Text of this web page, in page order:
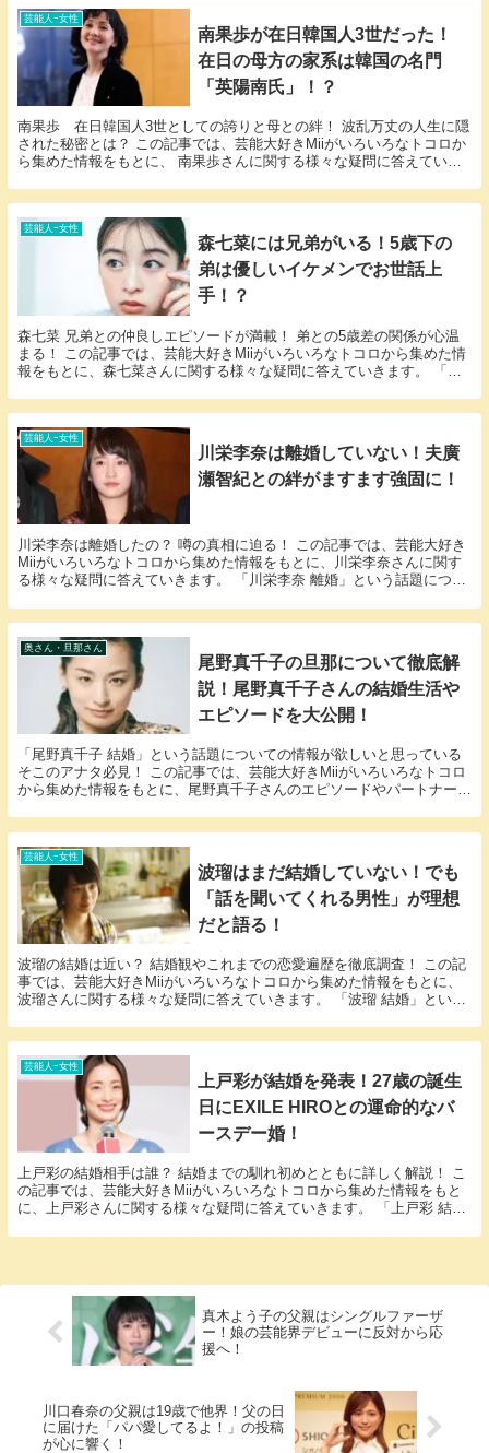
芸能人ｰ女性
南果歩が在日韓国人3世だった！
在日の母方の家系は韓国の名門
「英陽南氏」！？
南果歩 在日韓国人3世としての誇りと母との絆！ 波乱万丈の人生に隠
された秘密とは？ この記事では、芸能大好きMiiがいろいろなトコロか
ら集めた情報をもとに、 南果歩さんに関する様々な疑問に答えていき
芸能人ｰ女性
森七菜には兄弟がいる！5歳下の
弟は優しいイケメンでお世話上
手！？
森七菜 兄弟との仲良しエピソードが満載！ 弟との5歳差の関係が心温
まる！ この記事では、芸能大好きMiiがいろいろなトコロから集めた情
報をもとに、森七菜さんに関する様々な疑問に答えていきます。 「森
芸能人ｰ女性
川栄李奈は離婚していない！夫廣
瀬智紀との絆がますます強固に！
川栄李奈は離婚したの？ 噂の真相に迫る！ この記事では、芸能大好き
Miiがいろいろなトコロから集めた情報をもとに、川栄李奈さんに関す
る様々な疑問に答えていきます。 「川栄李奈 離婚」という話題につい
奥さん・旦那さん
尾野真千子の旦那について徹底解
説！尾野真千子さんの結婚生活や
エピソードを大公開！
「尾野真千子 結婚」という話題についての情報が欲しいと思っている
そこのアナタ必見！ この記事では、芸能大好きMiiがいろいろなトコロ
から集めた情報をもとに、尾野真千子さんのエピソードやパートナーに
芸能人ｰ女性
波瑠はまだ結婚していない！でも
「話を聞いてくれる男性」が理想
だと語る！
波瑠の結婚は近い？ 結婚観やこれまでの恋愛遍歴を徹底調査！ この記
事では、芸能大好きMiiがいろいろなトコロから集めた情報をもとに、
波瑠さんに関する様々な疑問に答えていきます。 「波瑠 結婚」という
芸能人ｰ女性
上戸彩が結婚を発表！27歳の誕生
日にEXILE HIROとの運命的なバ
ースデー婚！
上戸彩の結婚相手は誰？ 結婚までの馴れ初めとともに詳しく解説！ こ
の記事では、芸能大好きMiiがいろいろなトコロから集めた情報をもと
に、上戸彩さんに関する様々な疑問に答えていきます。 「上戸彩 結
真木よう子の父親はシングルファーザ
ー！娘の芸能界デビューに反対から応
援へ！
川口春奈の父親は19歳で他界！父の日
に届けた「パパ愛してるよ！」の投稿
が心に響く！